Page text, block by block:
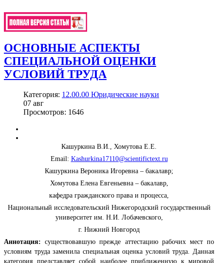
ОСНОВНЫЕ АСПЕКТЫ
СПЕЦИАЛЬНОЙ ОЦЕНКИ
УСЛОВИЙ ТРУДА
Категория: 12.00.00 Юридические науки
07 авг
Просмотров: 1646
Кашуркина В.И., Хомутова Е.Е.
Email: Kashurkina17110@scientifictext.ru
Кашуркина Вероника Игоревна – бакалавр;
Хомутова Елена Евгеньевна – бакалавр,
кафедра гражданского права и процесса,
Национальный исследовательский Нижегородский государственный
университет им. Н.И. Лобачевского,
г. Нижний Новгород
Аннотация: cуществовавшую прежде аттестацию рабочих мест по
условиям труда заменила специальная оценка условий труда. Данная
категория представляет собой наиболее приближенную к мировой